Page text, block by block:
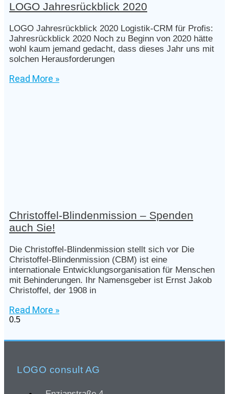
LOGO Jahresrückblick 2020
LOGO Jahresrückblick 2020 Logistik-CRM für Profis:
Jahresrückblick 2020 Noch zu Beginn von 2020 hätte
wohl kaum jemand gedacht, dass dieses Jahr uns mit
solchen Herausforderungen
Read More »
Christoffel-Blindenmission – Spenden
auch Sie!
Die Christoffel-Blindenmission stellt sich vor Die
Christoffel-Blindenmission (CBM) ist eine
internationale Entwicklungsorganisation für Menschen
mit Behinderungen. Ihr Namensgeber ist Ernst Jakob
Christoffel, der 1908 in
Read More »
LOGO consult AG